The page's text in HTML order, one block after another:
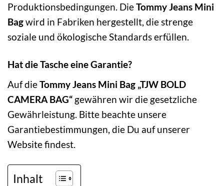
Produktionsbedingungen. DieTommy Jeans Mini
Bagwird in Fabriken hergestellt, die strenge
soziale und ökologische Standards erfüllen.
Hat die Tasche eine Garantie?
Auf dieTommy Jeans Mini Bag „TJW BOLD
CAMERA BAG“ gewähren wir die gesetzliche
Gewährleistung. Bitte beachte unsere
Garantiebestimmungen, die Du auf unserer
Website findest.
Inhalt